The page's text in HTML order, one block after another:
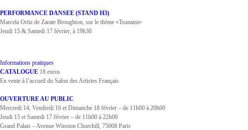
PERFORMANCE DANSEE (STAND H3)
Marcela Ortiz de Zarate Broughton, sur le thème «Tsunami»
Jeudi 15 & Samedi 17 février, à 19h30
Informations pratiques
CATALOGUE 18 euros
En vente à l’accueil du Salon des Artistes Français
OUVERTURE AU PUBLIC
Mercredi 14, Vendredi 16 et Dimanche 18 février – de 11h00 à 20h00
Jeudi 15 et Samedi 17 février – de 11h00 à 22h00
Grand Palais – Avenue Winston Churchill, 75008 Paris